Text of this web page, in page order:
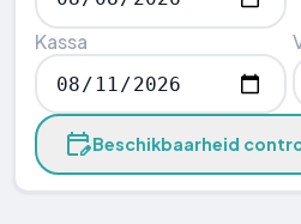
Kassa
Beschikbaarheid